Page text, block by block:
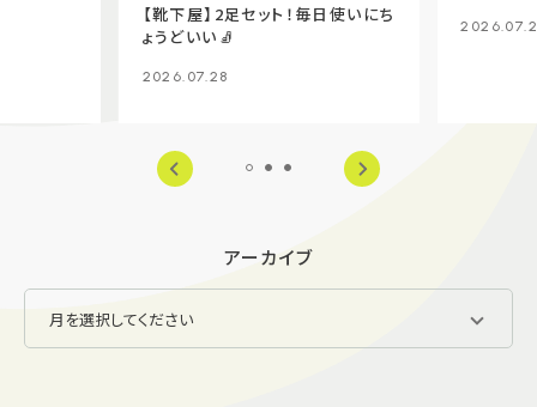
【靴下屋】2足セット！毎日使いにち
ょうどいい🧦
2026.07.28
アーカイブ